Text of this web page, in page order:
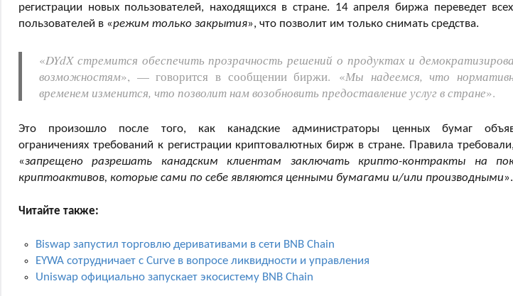
регистрации новых пользователей, находящихся в стране. 14 апреля биржа переведет
пользователей в «режим только закрытия», что позволит им только снимать средства.
«DYdX стремится обеспечить прозрачность решений о продуктах и
возможностям», — говорится в сообщении биржи. «Мы надеемся, что
временем изменится, что позволит нам возобновить предоставление услуг в стране».
Это произошло после того, как канадские администраторы ценных бумаг
ограничениях требований к регистрации криптовалютных бирж в стране. Правила
«запрещено разрешать канадским клиентам заключать крипто-контракты на
криптоактивов, которые сами по себе являются ценными бумагами и/или производными».
Читайте также:
Biswap запустил торговлю деривативами в сети BNB Chain
EYWA сотрудничает с Curve в вопросе ликвидности и управления
Uniswap официально запускает экосистему BNB Chain